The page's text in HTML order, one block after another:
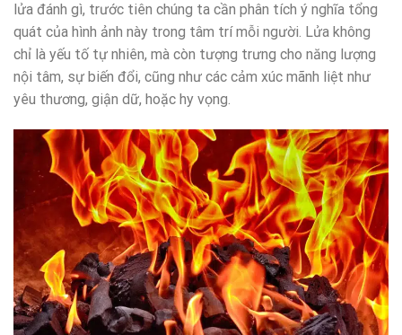
lửa đánh gì, trước tiên chúng ta cần phân tích ý nghĩa tổng
quát của hình ảnh này trong tâm trí mỗi người. Lửa không
chỉ là yếu tố tự nhiên, mà còn tượng trưng cho năng lượng
nội tâm, sự biến đổi, cũng như các cảm xúc mãnh liệt như
yêu thương, giận dữ, hoặc hy vọng.